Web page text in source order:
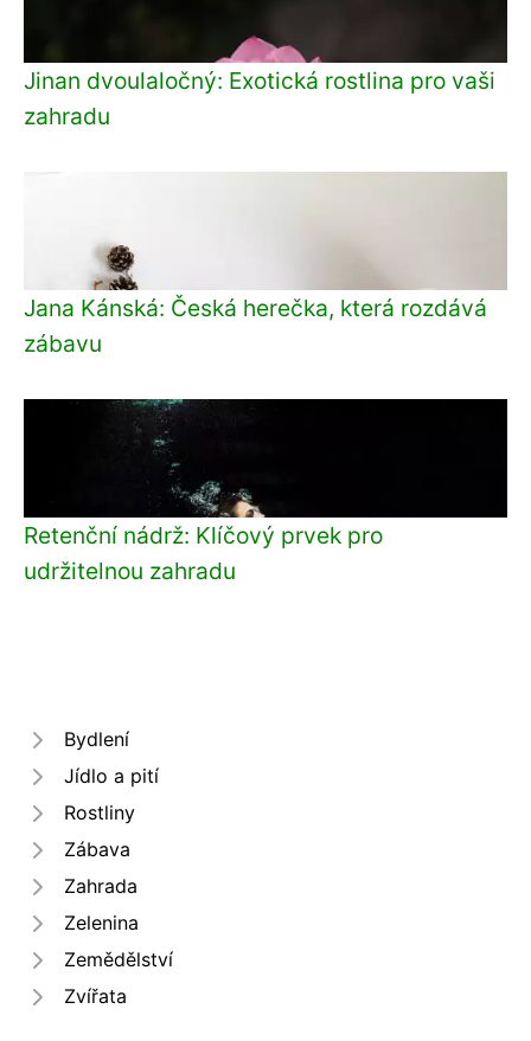
Jinan dvoulaločný: Exotická rostlina pro vaši
zahradu
Jana Kánská: Česká herečka, která rozdává
zábavu
Retenční nádrž: Klíčový prvek pro
udržitelnou zahradu
Bydlení
Jídlo a pití
Rostliny
Zábava
Zahrada
Zelenina
Zemědělství
Zvířata